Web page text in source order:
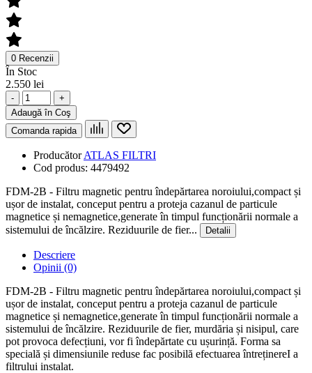
0 Recenzii
În Stoc
2.550 lei
-
+
Adaugă în Coş
Comanda rapida
ProducătorATLAS FILTRI
Cod produs: 4479492
FDM-2B - Filtru magnetic pentru îndepărtarea noroiului,compact și
ușor de instalat, conceput pentru a proteja cazanul de particule
magnetice și nemagnetice,generate în timpul funcționării normale a
sistemului de încălzire. Reziduurile de fier...
Detalii
Descriere
Opinii (0)
FDM-2B - Filtru magnetic pentru îndepărtarea noroiului,compact și
ușor de instalat, conceput pentru a proteja cazanul de particule
magnetice și nemagnetice,generate în timpul funcționării normale a
sistemului de încălzire. Reziduurile de fier, murdăria și nisipul, care
pot provoca defecțiuni, vor fi îndepărtate cu ușurință. Forma sa
specială și dimensiunile reduse fac posibilă efectuarea întreținereI a
filtrului instalat.